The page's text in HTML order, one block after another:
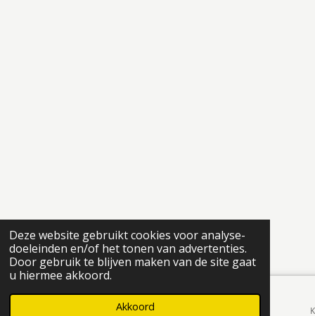
Deze website gebruikt cookies voor analyse-
doeleinden en/of het tonen van advertenties.
Door gebruik te blijven maken van de site gaat
u hiermee akkoord.
Akkoord